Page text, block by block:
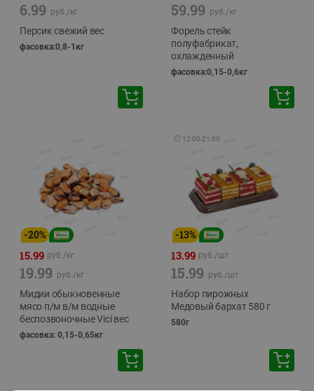
6.99 руб./кг
Персик свежий вес
фасовка:0,8-1кг
59.99 руб./кг
Форель стейк
полуфабрикат,
охлажденный
фасовка:0,15-0,6кг
-20%
15.99 руб./кг
19.99 руб./кг
Мидии обыкновенные
мясо п/м в/м водные
беспозвоночные Vici вес
фасовка: 0,15-0,65кг
🕘 12:00-21:00
-13%
13.99 руб./шт
15.99 руб./шт
Набор пирожных
Медовый бархат 580 г
580г